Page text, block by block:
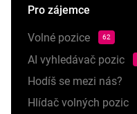
Pro zájemce
Volné pozice 62
AI vyhledávač pozic
Hodíš se mezi nás?
Hlídač volných pozic